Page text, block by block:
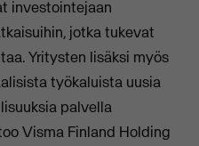
investointejaan
jotka tukevat
Yritysten lisäksi myös
työkaluista uusia
palvella
Visma Finland Holding